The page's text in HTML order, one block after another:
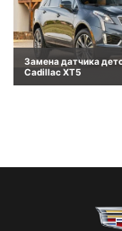
Замена датчика
Cadillac XT5